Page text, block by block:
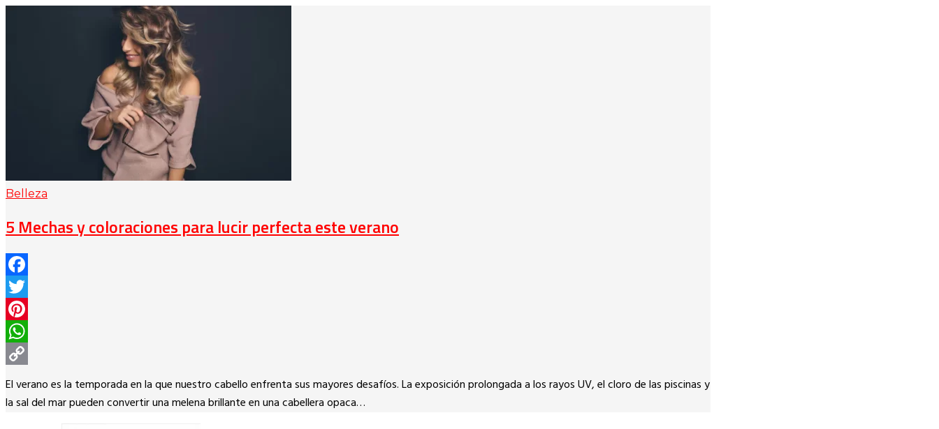
Belleza
5 Mechas y coloraciones para lucir perfecta este verano
Facebook
Twitter
Pinterest
WhatsApp
Copy
Link
El verano es la temporada en la que nuestro cabello enfrenta sus mayores desafíos. La exposición prolongada a los rayos UV, el cloro de las piscinas y
la sal del mar pueden convertir una melena brillante en una cabellera opaca…